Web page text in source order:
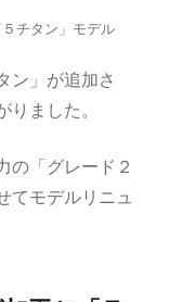
チタン」モデル
ン」が追加さ
ました。
の「グレード２
てモデルリニュ